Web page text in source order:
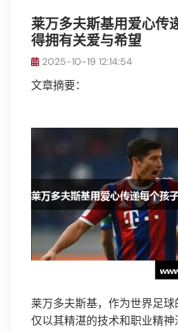
莱万多夫斯基用爱心传
得拥有关爱与希望
2025-10-19 12:14:54
文章摘要：
莱万多夫斯基，作为世界足
仅以其精湛的技术和职业精神